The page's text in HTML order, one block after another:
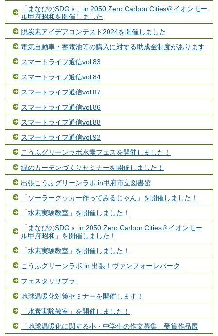
「まなびのSDGｓ」in 2050 Zero Carbon Cities＠イオンモー
ル甲府昭和を開催しました
脱炭素アイデアコンテスト2024を開催しました
電気自動車・蓄電池等の購入に対する助成金制度があります
スマートライフ通信vol.83
スマートライフ通信vol.84
スマートライフ通信vol.87
スマートライフ通信vol.86
スマートライフ通信vol.88
スマートライフ通信vol.92
こうふグリーンラボ水素フェスを開催しました！
緑のカーテンづくりセミナーを開催しました！
出張こうふグリーンラボ in甲府市立図書館
「ソーラークッカー作ってみるじゃん」を開催しました！
「水素実験教室」を開催しました！
「まなびのSDGｓ in 2050 Zero Carbon Cities＠イオンモー
ル甲府昭和」を開催しました！
「水素実験教室」を開催しました！
こうふグリーンラボ in 出張！ヴァンフォーレパーク
フェスタリサプラ
地球温暖化対策セミナーを開催します！
「水素実験教室」を開催しました！
「地球温暖化に関する小・中学生の作文募集」受賞作品展